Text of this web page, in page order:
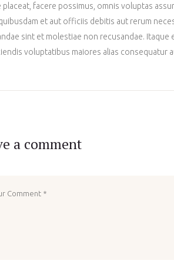
placeat, facere possimus, omnis voluptas
et aut officiis debitis aut rerum
sint et molestiae non recusandae.
voluptatibus maiores alias consequatur
a comment